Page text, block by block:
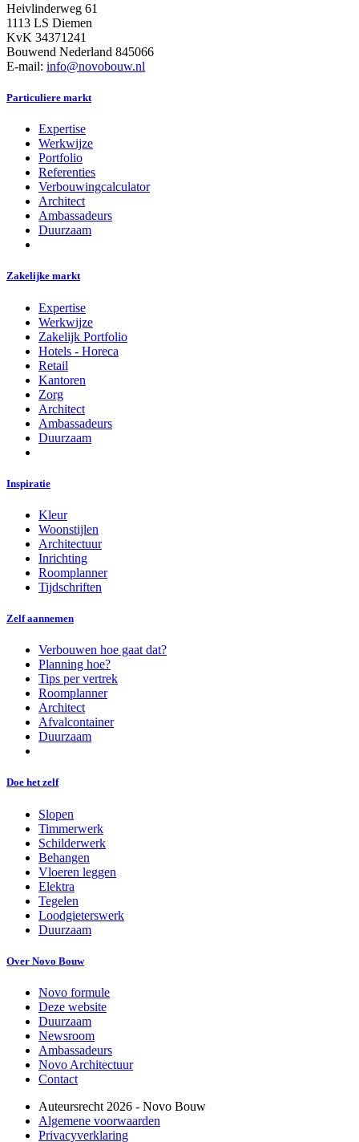
Heivlinderweg 61
1113 LS Diemen
KvK 34371241
Bouwend Nederland 845066
E-mail: info@novobouw.nl
Particuliere markt
Expertise
Werkwijze
Portfolio
Referenties
Verbouwingcalculator
Architect
Ambassadeurs
Duurzaam
Zakelijke markt
Expertise
Werkwijze
Zakelijk Portfolio
Hotels - Horeca
Retail
Kantoren
Zorg
Architect
Ambassadeurs
Duurzaam
Inspiratie
Kleur
Woonstijlen
Architectuur
Inrichting
Roomplanner
Tijdschriften
Zelf aannemen
Verbouwen hoe gaat dat?
Planning hoe?
Tips per vertrek
Roomplanner
Architect
Afvalcontainer
Duurzaam
Doe het zelf
Slopen
Timmerwerk
Schilderwerk
Behangen
Vloeren leggen
Elektra
Tegelen
Loodgieterswerk
Duurzaam
Over Novo Bouw
Novo formule
Deze website
Duurzaam
Newsroom
Ambassadeurs
Novo Architectuur
Contact
Auteursrecht 2026 - Novo Bouw
Algemene voorwaarden
Privacyverklaring